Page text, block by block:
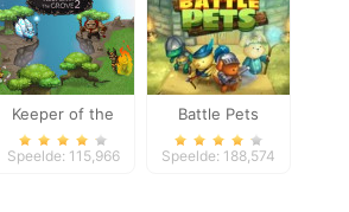
Keeper of the
Grove 2
Speelde: 115,966
Battle Pets
Speelde: 188,574